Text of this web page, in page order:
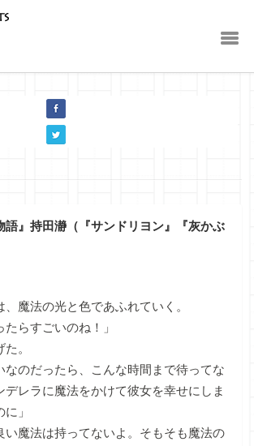
語』持田瀞（『サンドリヨン』『灰かぶ
魔法の光と色であふれていく。
たらすごいのね！」
。
なのだったら、こんな時間まで待ってな
デレラに魔法をかけて彼女を幸せにしま
」
い魔法は持ってないよ。そもそも魔法の